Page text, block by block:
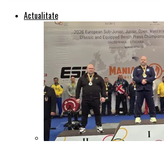
Actualitate